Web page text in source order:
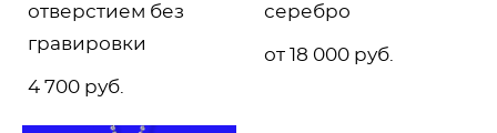
отверстием без
гравировки
4 700 pуб.
серебро
от 18 000 pуб.